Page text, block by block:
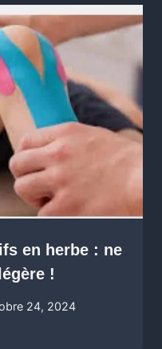
en herbe : ne
!
24, 2024